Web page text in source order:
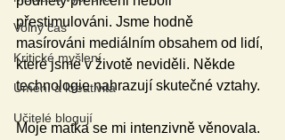
Volný čas
Kritické myšlení
Umění a kreativita
Učitelé blogují
přestimulováni. Jsme hodně
masírováni mediálním obsahem od lidí,
které jsme v životě neviděli. Někde
technologie nahrazují skutečné vztahy.
Moje matka se mi intenzivně věnovala.